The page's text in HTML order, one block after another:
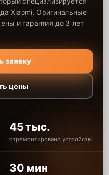
Xiaomi. Оригинальные
и гарантия до 3 лет
заявку
цены
45 тыс.
отремонтировано устройств
30 мин